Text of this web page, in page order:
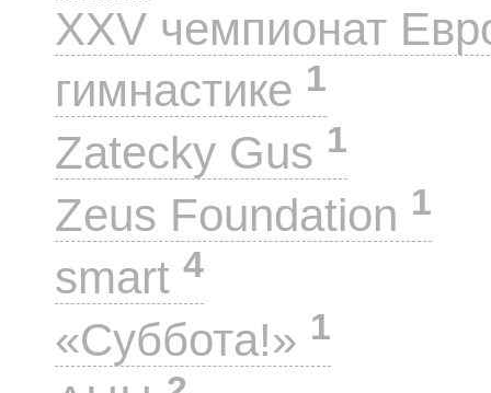
XXV чемпионат
гимнастике 1
Zatecky Gus 1
Zeus Foundation 1
smart 4
«Суббота!» 1